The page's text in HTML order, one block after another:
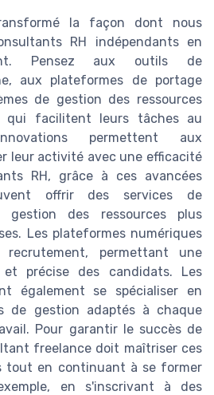
la façon dont nous
RH indépendants en
Pensez aux outils de
aux plateformes de portage
de gestion des ressources
qui facilitent leurs tâches au
permettent aux
leur activité avec une efficacité
RH, grâce à ces avancées
offrir des services de
des ressources plus
Les plateformes numériques
permettant une
précise des candidats. Les
également se spécialiser en
de gestion adaptés à chaque
Pour garantir le succès de
freelance doit maîtriser ces
tout en continuant à se former
en s'inscrivant à des